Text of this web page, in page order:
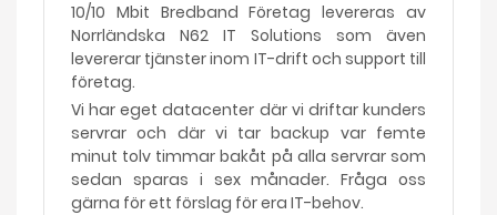
10/10 Mbit Bredband Företag levereras av
Norrländska N62 IT Solutions som även
levererar tjänster inom IT-drift och support till
företag.
Vi har eget datacenter där vi driftar kunders
servrar och där vi tar backup var femte
minut tolv timmar bakåt på alla servrar som
sedan sparas i sex månader. Fråga oss
gärna för ett förslag för era IT-behov.